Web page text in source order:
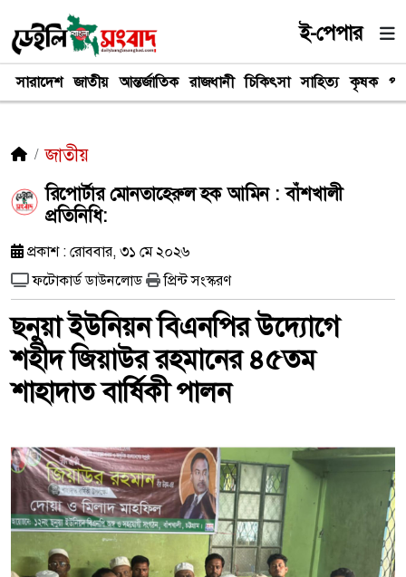
ই-পেপার
সারাদেশ জাতীয় আন্তর্জাতিক রাজধানী চিকিৎসা সাহিত্য কৃষক
জাতীয়
রিপোর্টার মোনতাহেরুল হক আমিন : বাঁশখালী
প্রতিনিধি:
প্রকাশ : রোববার, ৩১ মে ২০২৬
ফটোকার্ড ডাউনলোড
প্রিন্ট সংস্করণ
ছনুয়া ইউনিয়ন বিএনপির উদ্যোগে
শহীদ জিয়াউর রহমানের ৪৫তম
শাহাদাত বার্ষিকী পালন